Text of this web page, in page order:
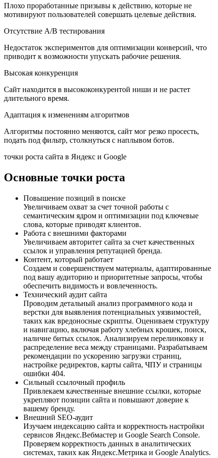
Плохо проработанные призывы к действию, которые не
мотивируют пользователей совершать целевые действия.
Отсутствие A/B тестирования
Недостаток экспериментов для оптимизации конверсий, что
приводит к возможности упускать рабочие решения.
Высокая конкуренция
Сайт находится в высококонкурентой ниши и не растет
длительного время.
Адаптация к изменениям алгоритмов
Алгоритмы постоянно меняются, сайт мог резко просесть,
подать под фильтр, столкнуться с наплывом ботов.
точки роста сайта в Яндекс и Google
Основные точки роста
Повышение позиций в поиске
Увеличиваем охват за счет точной работы с
семантическим ядром и оптимизации под ключевые
слова, которые приводят клиентов.
Работа с внешними факторами
Увеличиваем авторитет сайта за счет качественных
ссылок и управления репутацией бренда.
Контент, который работает
Создаем и совершенствуем материалы, адаптированные
под вашу аудиторию и приоритетные запросы, чтобы
обеспечить видимость и вовлеченность.
Технический аудит сайта
Проводим детальный анализ программного кода и
верстки для выявления потенциальных уязвимостей,
таких как вредоносные скрипты. Оцениваем структуру
и навигацию, включая работу хлебных крошек, поиск,
наличие битых ссылок. Анализируем перелинковку и
распределение веса между страницами. Разрабатываем
рекомендации по ускорению загрузки страниц,
настройке редиректов, карты сайта, ЧПУ и страницы
ошибки 404.
Сильный ссылочный профиль
Привлекаем качественные внешние ссылки, которые
укрепляют позиции сайта и повышают доверие к
вашему бренду.
Внешний SEO-аудит
Изучаем индексацию сайта и корректность настройки
сервисов Яндекс.Вебмастер и Google Search Console.
Проверяем корректность данных в аналитических
системах, таких как Яндекс.Метрика и Google Analytics.